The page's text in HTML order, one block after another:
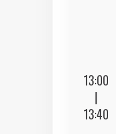
13:00
|
13:40